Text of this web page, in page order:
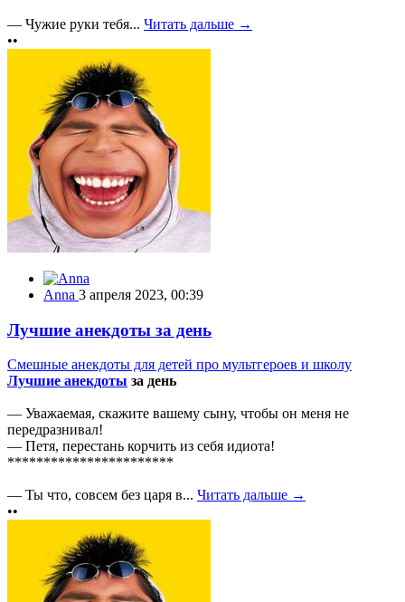
— Чужие руки тебя... Читать дальше →
••
Anna 3 апреля 2023, 00:39
Лучшие анекдоты за день
Смешные анекдоты для детей про мультгероев и школу
Лучшие анекдоты за день
— Уважаемая, скажите вашему сыну, чтобы он меня не
передразнивал!
— Петя, перестань корчить из себя идиота!
***********************
— Ты что, совсем без царя в... Читать дальше →
••